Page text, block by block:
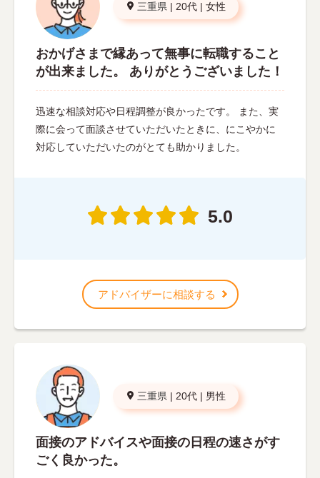
三重県 | 20代 | 女性
おかげさまで縁あって無事に転職すること
が出来ました。 ありがとうございました！
迅速な相談対応や日程調整が良かったです。 また、実
際に会って面談させていただいたときに、にこやかに
対応していただいたのがとても助かりました。
5.0
アドバイザーに相談する
三重県 | 20代 | 男性
面接のアドバイスや面接の日程の速さがす
ごく良かった。